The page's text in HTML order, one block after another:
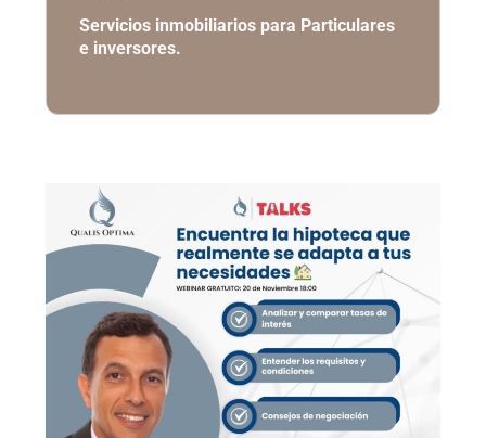
Servicios inmobiliarios para Particulares
e inversores.